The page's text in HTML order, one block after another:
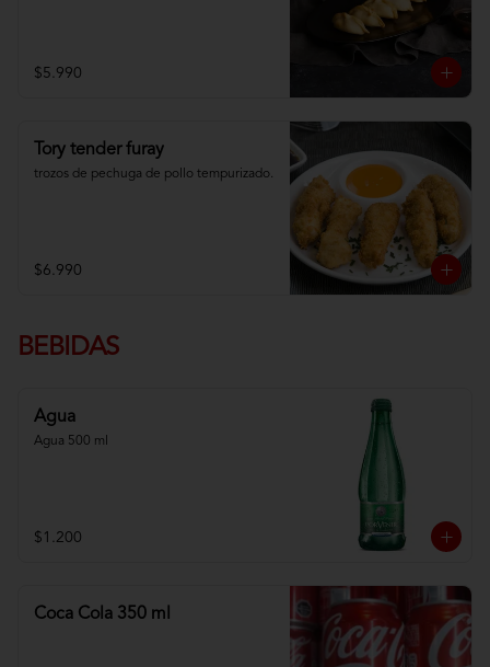
$5.990
Tory tender furay
trozos de pechuga de pollo tempurizado.
$6.990
BEBIDAS
Agua
Agua 500 ml
$1.200
Coca Cola 350 ml